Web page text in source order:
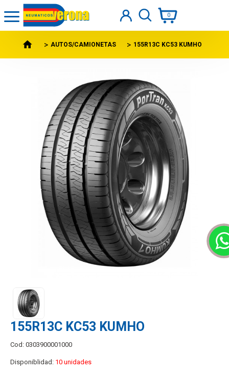
0
AUTOS/CAMIONETAS 155R13C KC53 KUMHO
155R13C KC53 KUMHO
Cod: 0303900001000
Disponiblidad: 10 unidades